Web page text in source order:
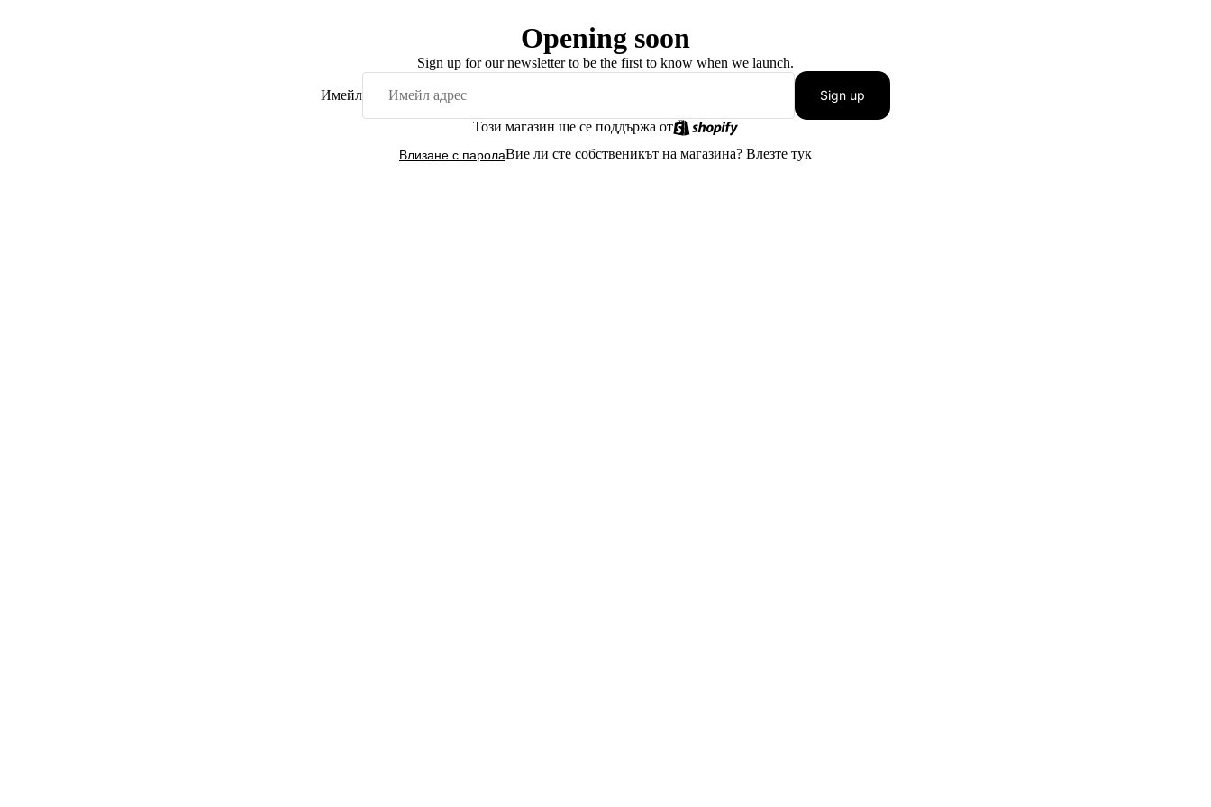
Opening soon
Sign up for our newsletter to be the first to know when we launch.
Имейл Sign up
Този магазин ще се поддържа от
Влизане с паролаВие ли сте собственикът на магазина? Влезте тук